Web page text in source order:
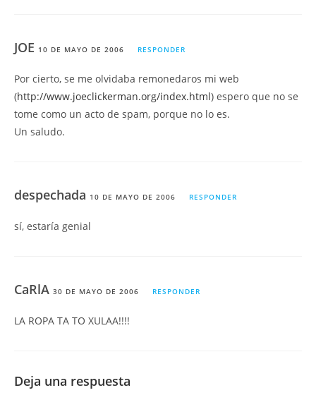
JOE 10 DE MAYO DE 2006 RESPONDER
Por cierto, se me olvidaba remonedaros mi web
(http://www.joeclickerman.org/index.html) espero que no se
tome como un acto de spam, porque no lo es.
Un saludo.
despechada 10 DE MAYO DE 2006 RESPONDER
sí, estaría genial
CaRlA 30 DE MAYO DE 2006 RESPONDER
LA ROPA TA TO XULAA!!!!
Deja una respuesta